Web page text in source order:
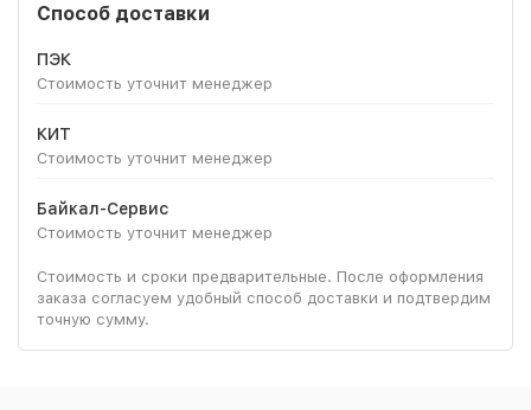
Способ доставки
ПЭК
Стоимость уточнит менеджер
КИТ
Стоимость уточнит менеджер
Байкал-Сервис
Стоимость уточнит менеджер
Стоимость и сроки предварительные. После оформления
заказа согласуем удобный способ доставки и подтвердим
точную сумму.